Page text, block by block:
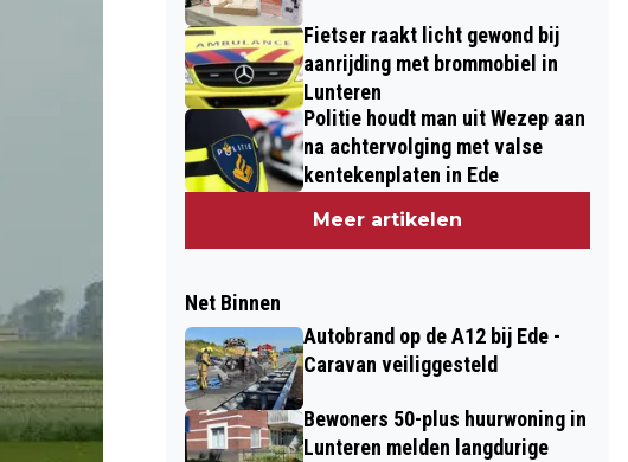
Fietser raakt licht gewond bij
aanrijding met brommobiel in
Lunteren
Politie houdt man uit Wezep aan
na achtervolging met valse
kentekenplaten in Ede
Meer artikelen
Net Binnen
Autobrand op de A12 bij Ede -
Caravan veiliggesteld
Bewoners 50-plus huurwoning in
Lunteren melden langdurige